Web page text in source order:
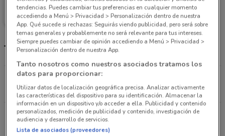
Soriana Mercado
Caduca el 31/10 5.1 km
Tiendas Soriana Mercado más cercanas
Calzada La Viga, 672 Iztacalco
5.1 km
ABIERTO
Av. Tamaulipas esq. Privada de Cantera, 1236
Álvaro Obregón (cdmx)
tendencias. Puedes cambiar tus preferencias en cualquier momento
accediendo a Menú > Privacidad > Personalización dentro de nuestra
App. Qué sucede si rechazas: Seguirás viendo publicidad, pero será sobre
temas generales y probablemente no será relevante para tus intereses.
Siempre puedes cambiar de opinión accediendo a Menú > Privacidad >
Personalización dentro de nuestra App.
Tanto nosotros como nuestros asociados tratamos los
datos para proporcionar:
Utilizar datos de localización geográfica precisa. Analizar activamente
las características del dispositivo para su identificación. Almacenar la
información en un dispositivo y/o acceder a ella. Publicidad y contenido
personalizados, medición de publicidad y contenido, investigación de
audiencia y desarrollo de servicios.
Lista de asociados (proveedores)